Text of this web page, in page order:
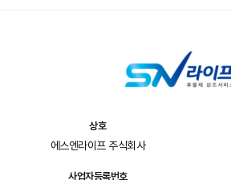
상호
에스엔라이프 주식회사
사업자등록번호